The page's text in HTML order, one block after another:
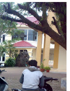
dan
ke 11